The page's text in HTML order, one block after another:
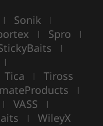
| Sonik |
| Spro |
|
|
Tica | Tiross
|
| VASS |
| WileyX